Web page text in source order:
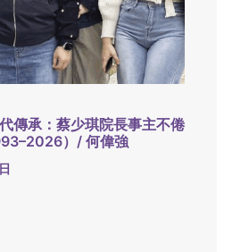
傳承：蔡少琪院長事主不倦
）/ 何偉強